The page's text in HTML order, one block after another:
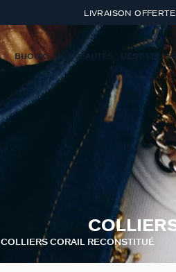
LIVRAISON
BIJOUX NOUVEAUTÉS BEST-
COLLIERS CORAIL RECONSTITUÉ